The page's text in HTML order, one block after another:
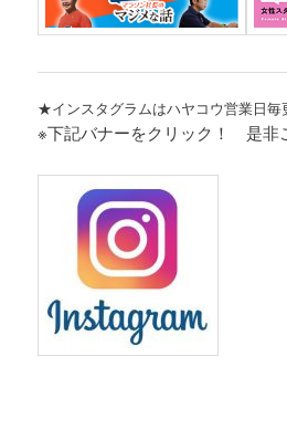
★インスタグラムはハヤコウ営業日毎
※下記バナーをクリック！ 是非